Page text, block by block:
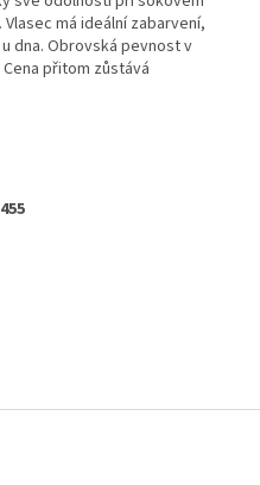
má ideální zabarvení,
dna. Obrovská pevnost v
přitom zůstává